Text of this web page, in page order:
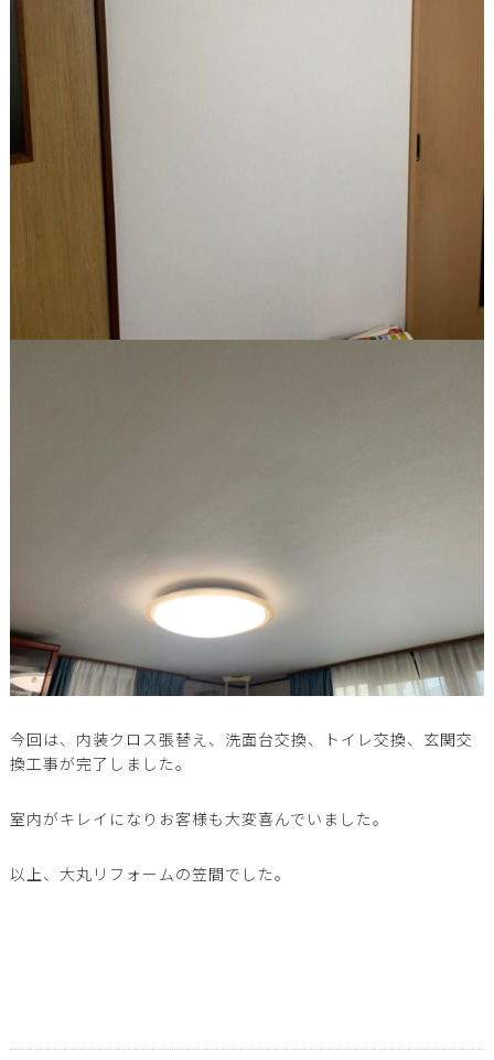
今回は、内装クロス張替え、洗面台交換、トイレ交換、玄関交
換工事が完了しました。
室内がキレイになりお客様も大変喜んでいました。
以上、大丸リフォームの笠間でした。